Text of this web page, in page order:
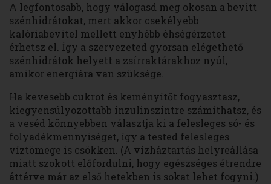
A legfontosabb, hogy válogasd meg okosan a bevitt
szénhidrátokat, mert akkor csekélyebb
kalóriabevitel mellett enyhébb éhségérzetet
érhetsz el. Így a szervezeted gyorsan elégethető
szénhidrátok helyett a zsírraktárakhoz nyúl,
amikor energiára van szüksége.
Ha kevesebb cukrot és keményítőt fogyasztasz,
kiegyensúlyozottabb inzulinszintre számíthatsz, és
a veséd könnyebben választja ki a felesleges só- és
folyadékmennyiséget, így a tested felesleges
víztömege is csökken. (A vízháztartás helyreállása
miatt szokott előfordulni, hogy egészséges étrendre
áttérve már az első hetekben is sokat lehet fogyni.)